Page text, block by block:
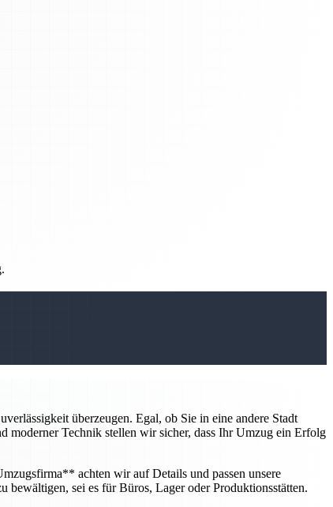
überzeugen. Egal, ob Sie in eine andere Stadt
moderner Technik stellen wir sicher, dass Ihr Umzug ein Erfolg
achten wir auf Details und passen unsere
sei es für Büros, Lager oder Produktionsstätten.